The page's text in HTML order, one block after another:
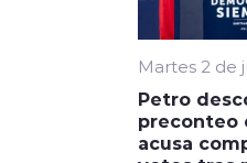
Martes 2 de
Petro
preconteo
acusa